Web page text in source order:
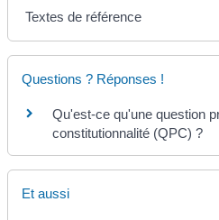
Textes de référence
Questions ? Réponses !
Qu'est-ce qu'une question
constitutionnalité (QPC) ?
Et aussi